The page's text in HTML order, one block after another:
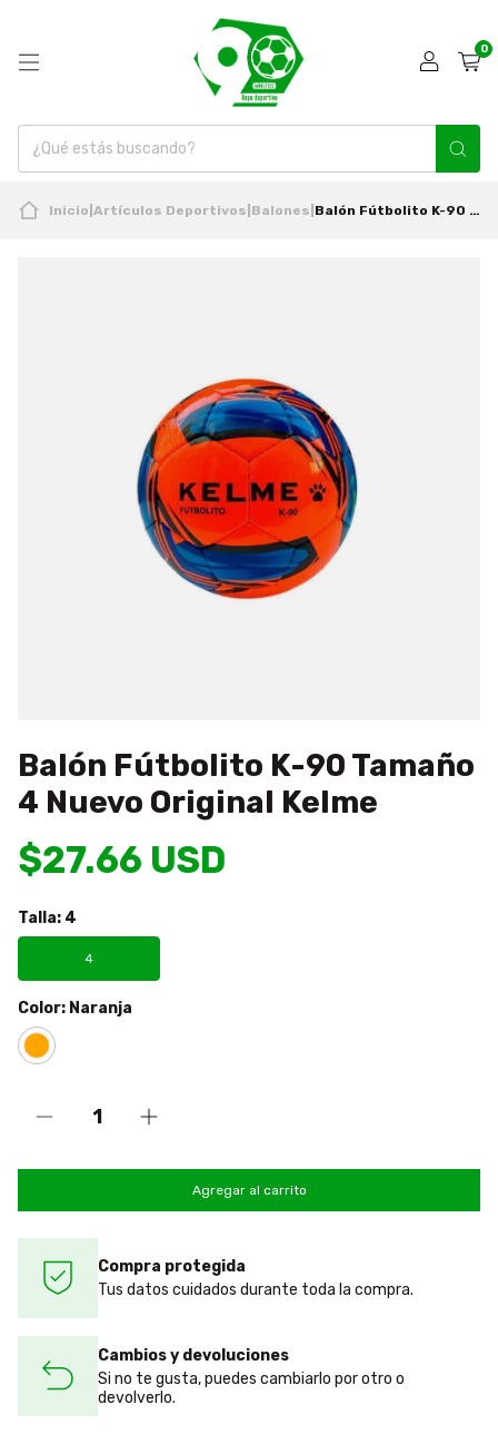
0
Inicio Artículos Deportivos Balones Balón Fútbolito K-90 Tamaño 4 Nuevo Original Kelme
Balón Fútbolito K-90 Tamaño
4 Nuevo Original Kelme
$27.66 USD
Talla: 4
4
Color: Naranja
Compra protegida
Tus datos cuidados durante toda la compra.
Cambios y devoluciones
Si no te gusta, puedes cambiarlo por otro o
devolverlo.